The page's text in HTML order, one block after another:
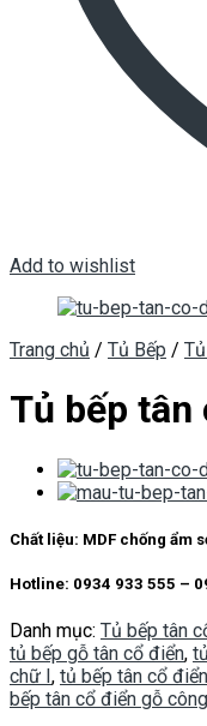
Add to wishlist
Trang chủ / Tủ Bếp /
Tủ bếp tân
Chất liệu: MDF chống ẩm
Hotline: 0934 933 555 –
Danh mục: Tủ bếp tân
tủ bếp gỗ tân cổ điển,
chữ I , tủ bếp tân cổ
bếp tân cổ điển gỗ